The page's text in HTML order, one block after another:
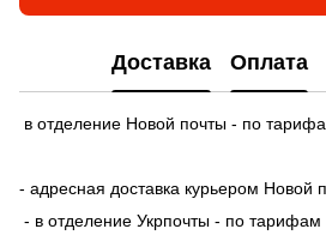
Доставка Оплата
в отделение Новой почты - по
- адресная доставка курьером Новой
- в отделение Укрпочты - по тарифам